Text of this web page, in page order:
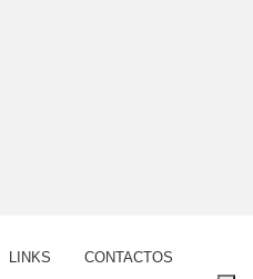
LINKS CONTACTOS